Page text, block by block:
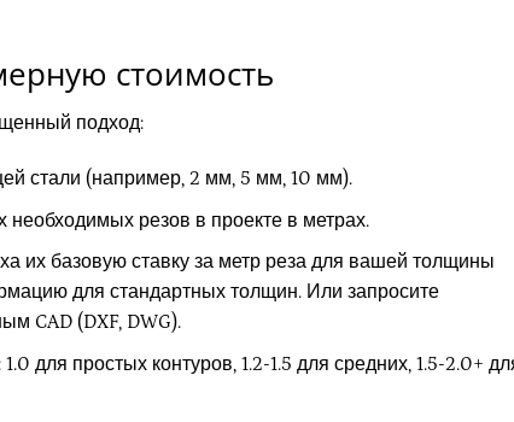
стоимость
подход:
стали (например, 2 мм, 5 мм, 10 мм).
резов в проекте в метрах.
их базовую ставку за метр реза для вашей толщины
для стандартных толщин. Или запросите
CAD (DXF, DWG).
для простых контуров, 1.2-1.5 для средних, 1.5-2.0+